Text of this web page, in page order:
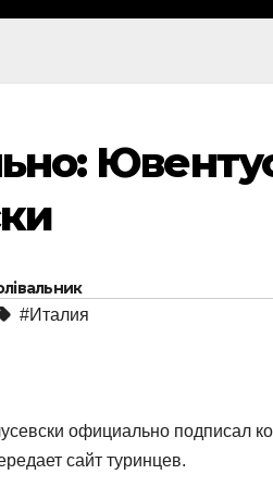
#Италия
официально подписал
сайт туринцев.